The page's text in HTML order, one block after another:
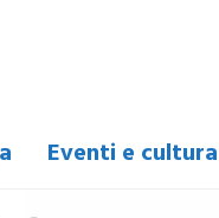
Eventi e cultura